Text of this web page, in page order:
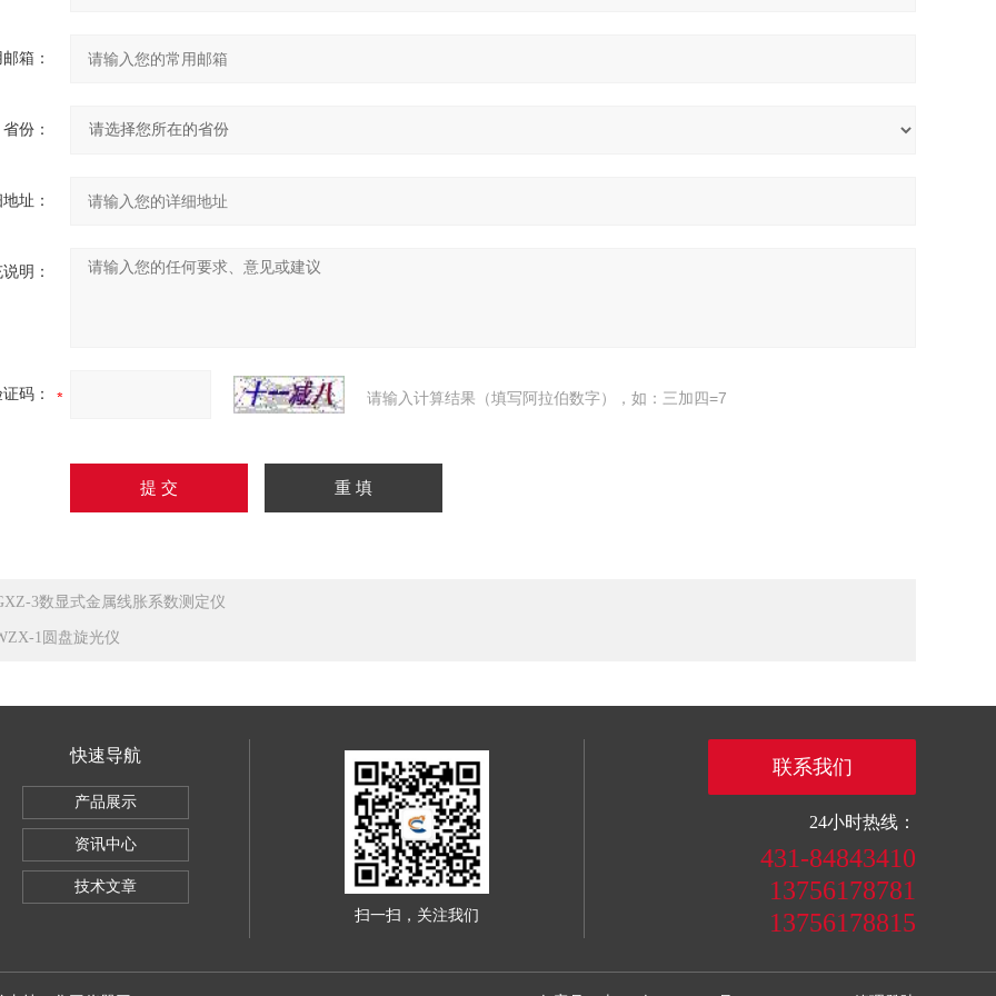
箱：
省份：
址：
明：
码： 请输入计算结果（填写阿拉伯数字），如：三加四=7
3数显式金属线胀系数测定仪
1圆盘旋光仪
快速导航
产品展示
资讯中心
技术文章
扫一扫，关注我们
联系我们
24小时热线：
431-84843410
13756178781
13756178815